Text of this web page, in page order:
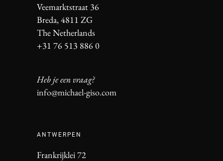
Veemarktstraat 36
Breda, 4811 ZG
The Netherlands
+31 76 513 886 0
Heb je een vraag?
info@michael-giso.com
ANTWERPEN
Frankrijklei 72